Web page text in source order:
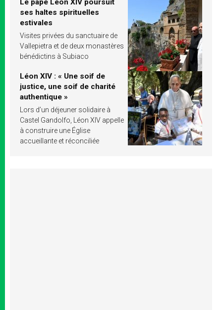
ses haltes spirituelles
estivales
Visites privées du sanctuaire de
Vallepietra et de deux monastères
bénédictins à Subiaco
Léon XIV : « Une soif de
justice, une soif de charité
authentique »
Lors d’un déjeuner solidaire à
Castel Gandolfo, Léon XIV appelle
à construire une Église
accueillante et réconciliée